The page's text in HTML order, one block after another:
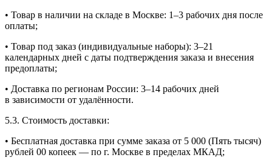
• Товар в наличии на складе в Москве: 1–3 рабочих дня после
оплаты;
• Товар под заказ (индивидуальные наборы): 3–21
календарных дней с даты подтверждения заказа и внесения
предоплаты;
• Доставка по регионам России: 3–14 рабочих дней
в зависимости от удалённости.
5.3. Стоимость доставки:
• Бесплатная доставка при сумме заказа от 5 000 (Пять тысяч)
рублей 00 копеек — по г. Москве в пределах МКАД;